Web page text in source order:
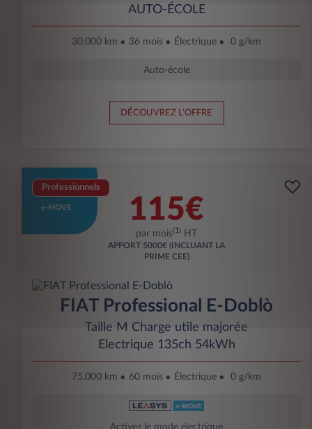
AUTO-ÉCOLE
30.000 km 36 mois Électrique 0 g/km
Auto-école
DÉCOUVREZ L'OFFRE
Professionnels
e-MOVE 115€
par mois(1) HT
APPORT 5000€ (INCLUANT LA
PRIME CEE)
FIAT Professional E-Doblò
Taille M Charge utile majorée
Electrique 135ch 54kWh
75.000 km 60 mois Électrique 0 g/km
Activez le mode électrique